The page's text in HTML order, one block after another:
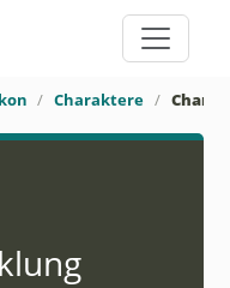
Charaktere